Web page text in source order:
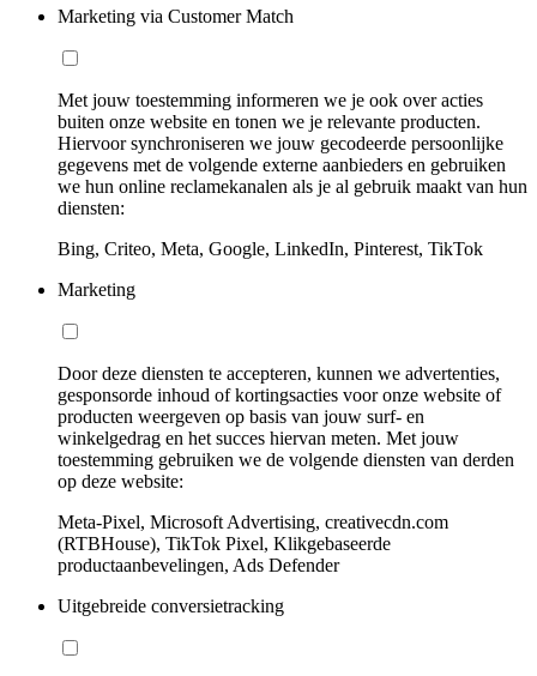
Marketing via Customer Match
Met jouw toestemming informeren we je ook over acties
buiten onze website en tonen we je relevante producten.
Hiervoor synchroniseren we jouw gecodeerde persoonlijke
gegevens met de volgende externe aanbieders en gebruiken
we hun online reclamekanalen als je al gebruik maakt van hun
diensten:
Bing, Criteo, Meta, Google, LinkedIn, Pinterest, TikTok
Marketing
Door deze diensten te accepteren, kunnen we advertenties,
gesponsorde inhoud of kortingsacties voor onze website of
producten weergeven op basis van jouw surf- en
winkelgedrag en het succes hiervan meten. Met jouw
toestemming gebruiken we de volgende diensten van derden
op deze website:
Meta-Pixel, Microsoft Advertising, creativecdn.com
(RTBHouse), TikTok Pixel, Klikgebaseerde
productaanbevelingen, Ads Defender
Uitgebreide conversietracking